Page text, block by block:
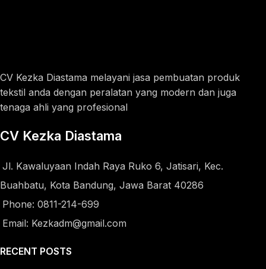
CV Kezka Diastama melayani jasa pembuatan produk
tekstil anda dengan peralatan yang modern dan juga
tenaga ahli yang profesional
CV Kezka Diastama
Jl. Kawaluyaan Indah Raya Ruko 6, Jatisari, Kec.
Buahbatu, Kota Bandung, Jawa Barat 40286
Phone: 0811-214-699
Email: Kezkadm@gmail.com
RECENT POSTS